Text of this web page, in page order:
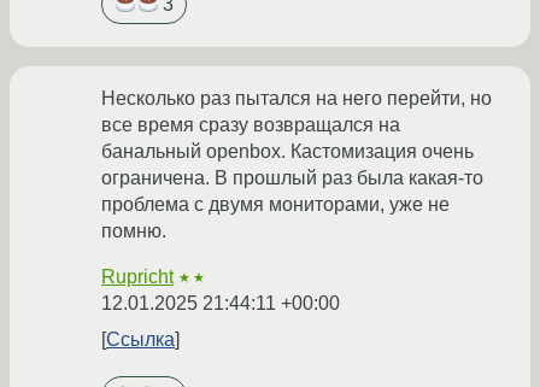
Несколько раз пытался на него перейти, но
все время сразу возвращался на
банальный openbox. Кастомизация очень
ограничена. В прошлый раз была какая-то
проблема с двумя мониторами, уже не
помню.
Rupricht ★★
12.01.2025 21:44:11 +00:00
Ссылка